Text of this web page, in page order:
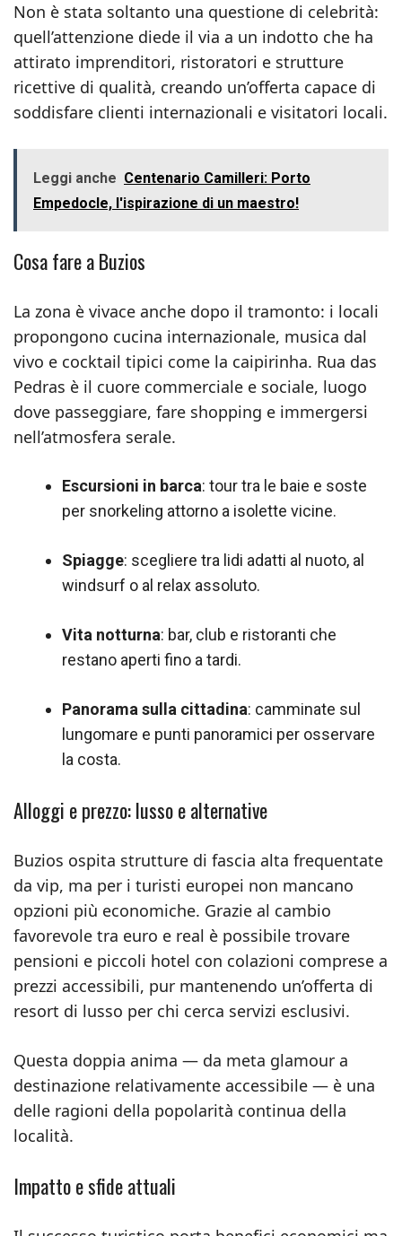
Non è stata soltanto una questione di celebrità:
quell’attenzione diede il via a un indotto che ha
attirato imprenditori, ristoratori e strutture
ricettive di qualità, creando un’offerta capace di
soddisfare clienti internazionali e visitatori locali.
Leggi anche Centenario Camilleri: Porto
Empedocle, l'ispirazione di un maestro!
Cosa fare a Buzios
La zona è vivace anche dopo il tramonto: i locali
propongono cucina internazionale, musica dal
vivo e cocktail tipici come la caipirinha. Rua das
Pedras è il cuore commerciale e sociale, luogo
dove passeggiare, fare shopping e immergersi
nell’atmosfera serale.
Escursioni in barca: tour tra le baie e soste
per snorkeling attorno a isolette vicine.
Spiagge: scegliere tra lidi adatti al nuoto, al
windsurf o al relax assoluto.
Vita notturna: bar, club e ristoranti che
restano aperti fino a tardi.
Panorama sulla cittadina: camminate sul
lungomare e punti panoramici per osservare
la costa.
Alloggi e prezzo: lusso e alternative
Buzios ospita strutture di fascia alta frequentate
da vip, ma per i turisti europei non mancano
opzioni più economiche. Grazie al cambio
favorevole tra euro e real è possibile trovare
pensioni e piccoli hotel con colazioni comprese a
prezzi accessibili, pur mantenendo un’offerta di
resort di lusso per chi cerca servizi esclusivi.
Questa doppia anima — da meta glamour a
destinazione relativamente accessibile — è una
delle ragioni della popolarità continua della
località.
Impatto e sfide attuali